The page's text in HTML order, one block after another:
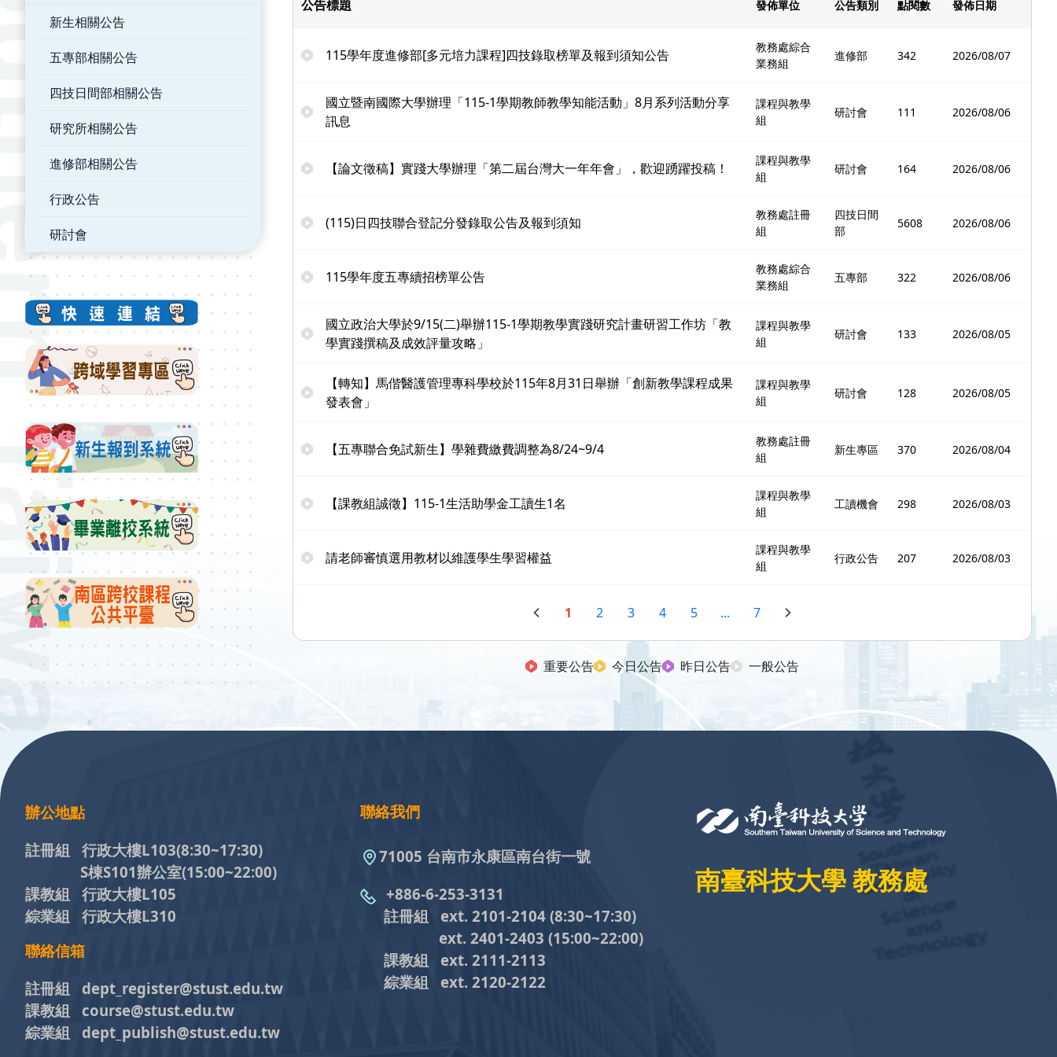
新生相關公告
五專部相關公告
四技日間部相關公告
研究所相關公告
進修部相關公告
行政公告
研討會
公告標題 發佈單位 公告類別 點閱數 發佈日期
115學年度進修部[多元培力課程]四技錄取榜單及報到須知公告
教務處綜合
業務組
進修部 342 2026/08/07
國立暨南國際大學辦理「115-1學期教師教學知能活動」8月系列活動分享
訊息
課程與教學
組
研討會 111 2026/08/06
【論文徵稿】實踐大學辦理「第二屆台灣大一年年會」，歡迎踴躍投稿！
課程與教學
組
研討會 164 2026/08/06
(115)日四技聯合登記分發錄取公告及報到須知
教務處註冊
組
四技日間
部
5608 2026/08/06
115學年度五專續招榜單公告
教務處綜合
業務組
五專部 322 2026/08/06
國立政治大學於9/15(二)舉辦115-1學期教學實踐研究計畫研習工作坊「教
學實踐撰稿及成效評量攻略」
課程與教學
組
研討會 133 2026/08/05
【轉知】馬偕醫護管理專科學校於115年8月31日舉辦「創新教學課程成果
發表會」
課程與教學
組
研討會 128 2026/08/05
【五專聯合免試新生】學雜費繳費調整為8/24~9/4
教務處註冊
組
新生專區 370 2026/08/04
【課教組誠徵】115-1生活助學金工讀生1名
課程與教學
組
工讀機會 298 2026/08/03
請老師審慎選用教材以維護學生學習權益
課程與教學
組
行政公告 207 2026/08/03
1 2 3 4 5 ... 7
重要公告 今日公告 昨日公告 一般公告
:::
南臺科技大學 教務處
聯絡我們
71005 台南市永康區南台街一號
+886-6-253-3131
註冊組 ext. 2101-2104 (8:30~17:30)
ext. 2401-2403 (15:00~22:00)
課教組 ext. 2111-2113
綜業組
ext. 2120-2122
辦公地點
註冊組 行政大樓L103(8:30~17:30)
S棟S101辦公室(15:00~22:00)
課教組 行政大樓L105
綜業組 行政大樓L310
聯絡信箱
註冊組 dept_register@stust.edu.tw
課教組 course@stust.edu.tw
綜業組 dept_publish@stust.edu.tw